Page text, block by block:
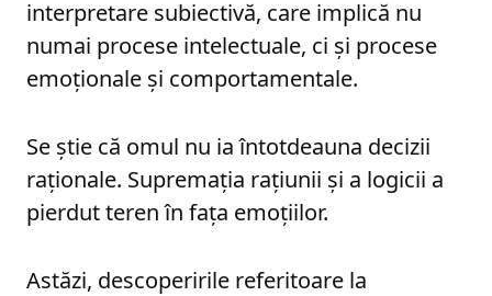
interpretare subiectivă, care implică nu
numai procese intelectuale, ci și procese
emoționale și comportamentale.
Se știe că omul nu ia întotdeauna decizii
raționale. Supremația rațiunii și a logicii a
pierdut teren în fața emoțiilor.
Astăzi, descoperirile referitoare la